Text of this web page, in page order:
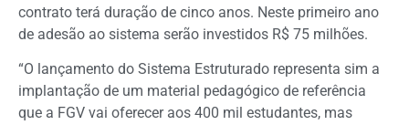
contrato terá duração de cinco anos. Neste primeiro ano
de adesão ao sistema serão investidos R$ 75 milhões.
“O lançamento do Sistema Estruturado representa sim a
implantação de um material pedagógico de referência
que a FGV vai oferecer aos 400 mil estudantes, mas